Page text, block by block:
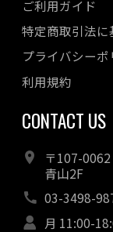
ご利用ガイド
特定商取引法
プライバシーポ
利用規約
CONTACT US
〒107-
青山2F
03-3498-
月 11:00-